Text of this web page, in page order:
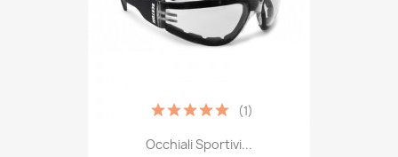
Occhiali Sportivi...
(1)